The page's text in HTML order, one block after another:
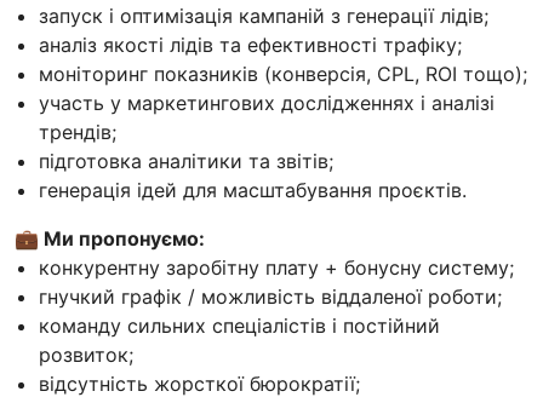
запуск і оптимізація кампаній з генерації лідів;
аналіз якості лідів та ефективності трафіку;
моніторинг показників (конверсія, CPL, ROI тощо);
участь у маркетингових дослідженнях і аналізі
трендів;
підготовка аналітики та звітів;
генерація ідей для масштабування проєктів.
💼 Ми пропонуємо:
конкурентну заробітну плату + бонусну систему;
гнучкий графік / можливість віддаленої роботи;
команду сильних спеціалістів і постійний
розвиток;
відсутність жорсткої бюрократії;